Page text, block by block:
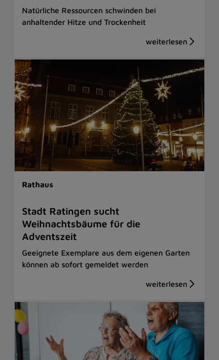
Natürliche Ressourcen schwinden bei
anhaltender Hitze und Trockenheit
Rathaus
Stadt Ratingen sucht
Weihnachtsbäume für die
Adventszeit
Geeignete Exemplare aus dem eigenen Garten
können ab sofort gemeldet werden